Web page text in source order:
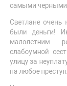
самыми черными
Светлане
были деньги!
малолетним
слабоумной
улицу за
на любое